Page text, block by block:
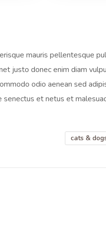
mauris pellentesque
justo donec enim diam
odio aenean sed
senectus et netus et
cats &